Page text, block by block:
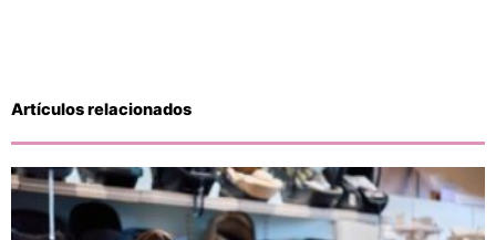
Artículos relacionados